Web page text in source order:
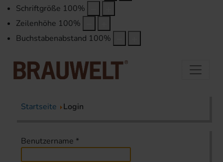
Schriftgröße 100%
Zeilenhöhe 100%
Buchstabenabstand 100%
Startseite Login
Benutzername *